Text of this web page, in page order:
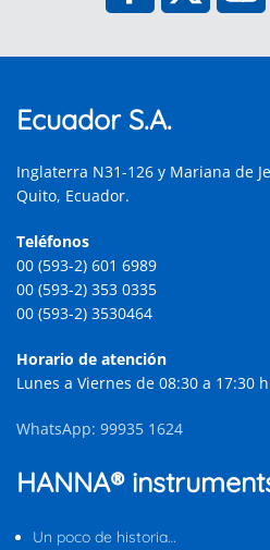
Ecuador S.A.
Inglaterra N31-126 y Mariana de
Quito, Ecuador.
Teléfonos
00 (593-2) 601 6989
00 (593-2) 353 0335
00 (593-2) 3530464
Horario de atención
Lunes a Viernes de 08:30 a 17:30
WhatsApp: 99935 1624
HANNA®
Un poco de historia…